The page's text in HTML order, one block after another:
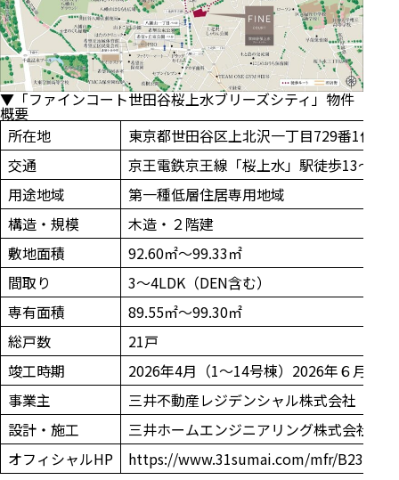
▼「ファインコート世田谷桜上水ブリーズシティ」物件
概要
所在地
東京都世田谷区上北沢一丁目729番1他（
交通
京王電鉄京王線「桜上水」駅徒歩13～14
用途地域
第一種低層住居専用地域
構造・規模
木造・２階建
敷地面積
92.60㎡～99.33㎡
間取り
3～4LDK（DEN含む）
専有面積
89.55㎡～99.30㎡
総戸数
21戸
竣工時期
2026年4月（1～14号棟）2026年６月（
事業主
三井不動産レジデンシャル株式会社
設計・施工
三井ホームエンジニアリング株式会社
オフィシャルHP
https://www.31sumai.com/mfr/B2324/